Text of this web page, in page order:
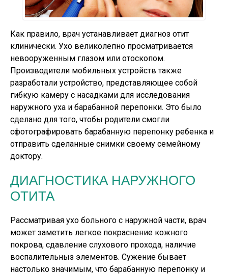
Как правило, врач устанавливает диагноз отит
клинически. Ухо великолепно просматривается
невооруженным глазом или отоскопом.
Производители мобильных устройств также
разработали устройство, представляющее собой
гибкую камеру с насадками для исследования
наружного уха и барабанной перепонки. Это было
сделано для того, чтобы родители смогли
сфотографировать барабанную перепонку ребенка и
отправить сделанные снимки своему семейному
доктору.
ДИАГНОСТИКА НАРУЖНОГО
ОТИТА
Рассматривая ухо больного с наружной части, врач
может заметить легкое покраснение кожного
покрова, сдавление слухового прохода, наличие
воспалительныз элементов. Сужение бывает
настолько значимым, что барабанную перепонку и